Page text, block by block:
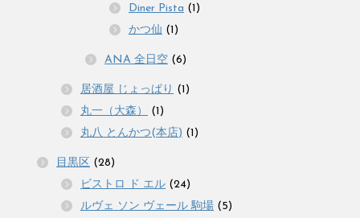
Diner Pista (1)
かつ仙 (1)
ANA 全日空 (6)
居酒屋 じょっぱり (1)
丸一（大森）
(1)
丸八 とんかつ(本店) (1)
目黒区 (28)
ビストロ ド エル (24)
ルヴェ ソン ヴェール 駒場 (5)